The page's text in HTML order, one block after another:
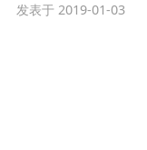
发表于 2019-01-03